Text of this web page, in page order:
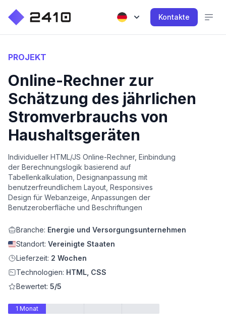
Kontakte
PROJEKT
Online-Rechner zur
Schätzung des jährlichen
Stromverbrauchs von
Haushaltsgeräten
Individueller HTML/JS Online-Rechner, Einbindung
der Berechnungslogik basierend auf
Tabellenkalkulation, Designanpassung mit
benutzerfreundlichem Layout, Responsives
Design für Webanzeige, Anpassungen der
Benutzeroberfläche und Beschriftungen
Branche: Energie und Versorgungsunternehmen
Standort: Vereinigte Staaten
Lieferzeit: 2 Wochen
Technologien: HTML, CSS
Bewertet: 5/5
1 Monat